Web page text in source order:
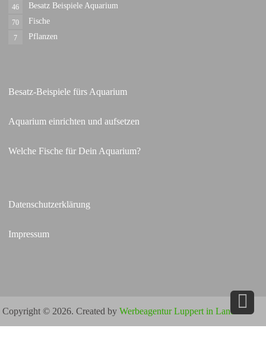
Besatz Beispiele Aquarium
46
Fische
70
Pflanzen
7
Besatz-Beispiele fürs Aquarium
Aquarium einrichten und aufsetzen
Welche Fische für Dein Aquarium?
Datenschutzerklärung
Impressum
Copyright © 2026. Created by Werbeagentur Luppert in Landau.